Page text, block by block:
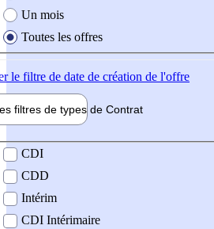
Un mois
Toutes les offres
le filtre de date de création de l'offre
filtres de types de Contrat
contrat
CDI
CDD
Intérim
CDI Intérimaire